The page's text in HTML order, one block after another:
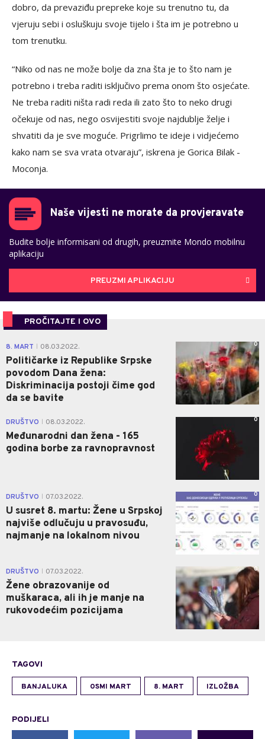
dobro, da prevaziđu prepreke koje su trenutno tu, da
vjeruju sebi i osluškuju svoje tijelo i šta im je potrebno u
tom trenutku.
“Niko od nas ne može bolje da zna šta je to što nam je
potrebno i treba raditi isključivo prema onom što osjećate.
Ne treba raditi ništa radi reda ili zato što to neko drugi
očekuje od nas, nego osvijestiti svoje najdublje želje i
shvatiti da je sve moguće. Prigrlimo te ideje i vidjećemo
kako nam se sva vrata otvaraju”, iskrena je Gorica Bilak -
Moconja.
Naše vijesti ne morate da provjeravate
Budite bolje informisani od drugih, preuzmite Mondo mobilnu
aplikaciju
PREUZMI APLIKACIJU
PROČITAJTE I OVO
8. MART 08.03.2022.
Političarke iz Republikе Srpske
povodom Dana žena:
Diskriminacija postoji čime god
da se bavite
0
DRUŠTVO 08.03.2022.
Međunarodni dan žena - 165
godina borbe za ravnopravnost
0
DRUŠTVO 07.03.2022.
U susret 8. martu: Žene u Srpskoj
najviše odlučuju u pravosuđu,
najmanje na lokalnom nivou
0
DRUŠTVO 07.03.2022.
Žene obrazovanije od
muškaraca, ali ih je manje na
rukovodećim pozicijama
0
TAGOVI
BANJALUKA OSMI MART 8. MART IZLOŽBA
PODIJELI